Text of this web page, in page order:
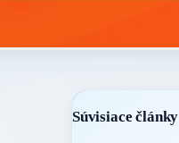
Súvisiace články